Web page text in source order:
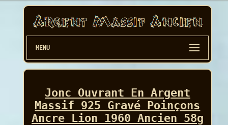
MENU
Jonc Ouvrant En Argent
Massif 925 Gravé Poinçons
Ancre Lion 1960 Ancien 58g